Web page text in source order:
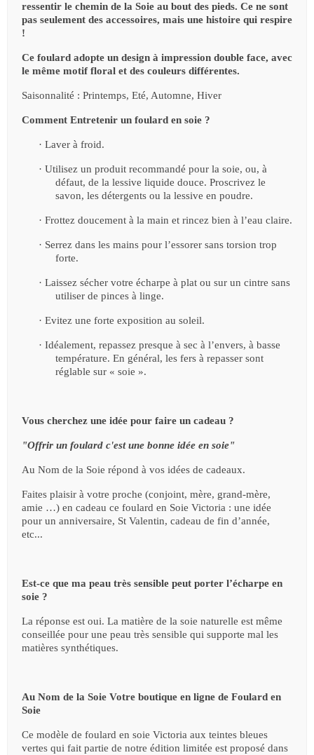
ressentir le chemin de la Soie au bout des pieds. Ce ne sont
pas seulement des accessoires, mais une histoire qui respire
!
Ce foulard adopte un design à impression double face, avec
le même motif floral et des couleurs différentes.
Saisonnalité : Printemps, Eté, Automne, Hiver
Comment Entretenir un foulard en soie ?
· Laver à froid.
· Utilisez un produit recommandé pour la soie, ou, à
défaut, de la lessive liquide douce. Proscrivez le
savon, les détergents ou la lessive en poudre.
· Frottez doucement à la main et rincez bien à l’eau claire.
· Serrez dans les mains pour l’essorer sans torsion trop
forte.
· Laissez sécher votre écharpe à plat ou sur un cintre sans
utiliser de pinces à linge.
· Evitez une forte exposition au soleil.
· Idéalement, repassez presque à sec à l’envers, à basse
température. En général, les fers à repasser sont
réglable sur « soie ».
Vous cherchez une idée pour faire un cadeau ?
"Offrir un foulard c'est une bonne idée en soie"
Au Nom de la Soie répond à vos idées de cadeaux.
Faites plaisir à votre proche (conjoint, mère, grand-mère,
amie …) en cadeau ce foulard en Soie Victoria : une idée
pour un anniversaire, St Valentin, cadeau de fin d’année,
etc...
Est-ce que ma peau très sensible peut porter l’écharpe en
soie ?
La réponse est oui. La matière de la soie naturelle est même
conseillée pour une peau très sensible qui supporte mal les
matières synthétiques.
Au Nom de la Soie Votre boutique en ligne de Foulard en
Soie
Ce modèle de foulard en soie Victoria aux teintes bleues
vertes qui fait partie de notre édition limitée est proposé dans